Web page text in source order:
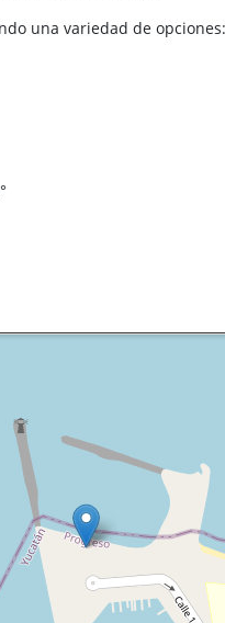
una variedad de